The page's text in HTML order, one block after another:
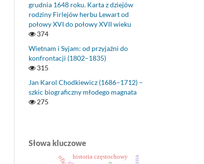
grudnia 1648 roku. Karta z dziejów
rodziny Firlejów herbu Lewart od
połowy XVI do połowy XVII wieku
374
Wietnam i Syjam: od przyjaźni do
konfrontacji (1802–1835)
315
Jan Karol Chodkiewicz (1686–1712) –
szkic biograficzny młodego magnata
275
Słowa kluczowe
historia częstochowy